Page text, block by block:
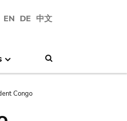
EN DE 中文
Congo